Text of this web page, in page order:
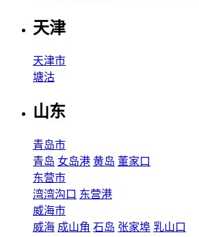
天津
天津市
塘沽
山东
青岛市
青岛 女岛港 黄岛 董家口
东营市
湾湾沟口 东营港
威海市
威海 成山角 石岛 张家埠 乳山口